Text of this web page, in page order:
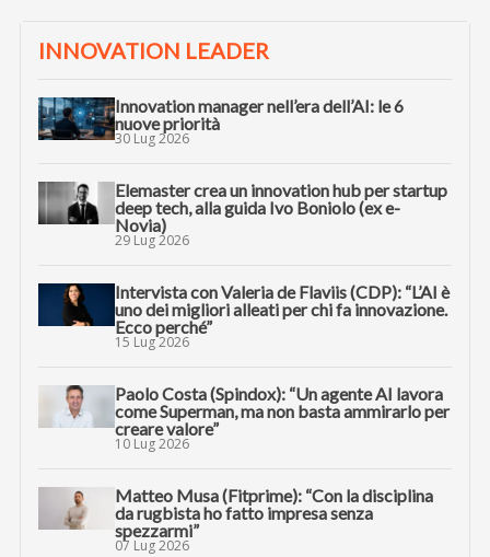
INNOVATION LEADER
Innovation manager nell’era dell’AI: le 6
nuove priorità
30 Lug 2026
Elemaster crea un innovation hub per startup
deep tech, alla guida Ivo Boniolo (ex e-
Novia)
29 Lug 2026
Intervista con Valeria de Flaviis (CDP): “L’AI è
uno dei migliori alleati per chi fa innovazione.
Ecco perché”
15 Lug 2026
Paolo Costa (Spindox): “Un agente AI lavora
come Superman, ma non basta ammirarlo per
creare valore”
10 Lug 2026
Matteo Musa (Fitprime): “Con la disciplina
da rugbista ho fatto impresa senza
spezzarmi”
07 Lug 2026